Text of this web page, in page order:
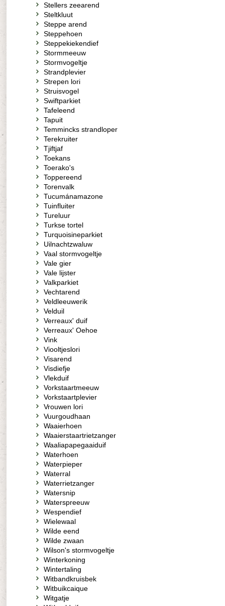
Stellers zeearend
Steltkluut
Steppe arend
Steppehoen
Steppekiekendief
Stormmeeuw
Stormvogeltje
Strandplevier
Strepen lori
Struisvogel
Swiftparkiet
Tafeleend
Tapuit
Temmincks strandloper
Terekruiter
Tjiftjaf
Toekans
Toerako's
Toppereend
Torenvalk
Tucumánamazone
Tuinfluiter
Tureluur
Turkse tortel
Turquoisineparkiet
Uilnachtzwaluw
Vaal stormvogeltje
Vale gier
Vale lijster
Valkparkiet
Vechtarend
Veldleeuwerik
Velduil
Verreaux' duif
Verreaux' Oehoe
Vink
Viooltjeslori
Visarend
Visdiefje
Vlekduif
Vorkstaartmeeuw
Vorkstaartplevier
Vrouwen lori
Vuurgoudhaan
Waaierhoen
Waaierstaartrietzanger
Waaliapapegaaiduif
Waterhoen
Waterpieper
Waterral
Waterrietzanger
Watersnip
Waterspreeuw
Wespendief
Wielewaal
Wilde eend
Wilde zwaan
Wilson's stormvogeltje
Winterkoning
Wintertaling
Witbandkruisbek
Witbuikcaique
Witgatje